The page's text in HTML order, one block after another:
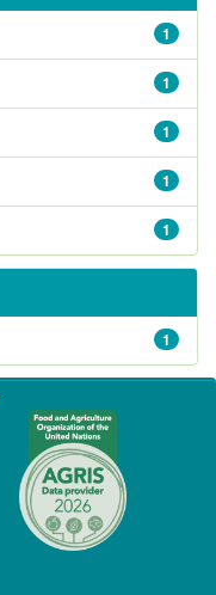
1
1
1
1
1
1